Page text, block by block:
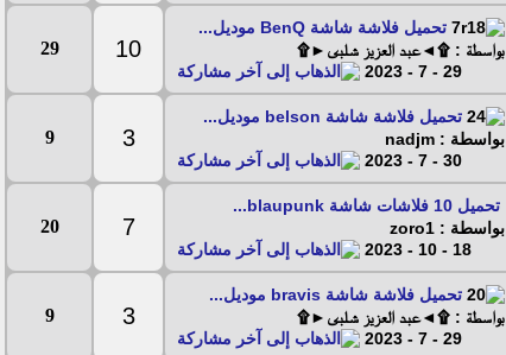
تحميل فلاشة شاشة BenQ موديل...
بواسطة : ۩◄عبد العزيز شلبى►۩
29 - 7 - 2023
10
29
تحميل فلاشة شاشة belson موديل...
بواسطة : nadjm
30 - 7 - 2023
3
9
تحميل 10 فلاشات شاشة blaupunk...
بواسطة : zoro1
18 - 10 - 2023
7
20
تحميل فلاشة شاشة bravis موديل...
بواسطة : ۩◄عبد العزيز شلبى►۩
29 - 7 - 2023
3
9